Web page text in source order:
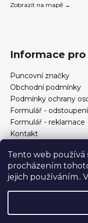
Tento web používá
procházením
jejich používáním..
Zobrazit na mapě →
Informace pro
Puncovní značky
Obchodní podmínky
Podmínky ochrany
Formulář - odstoupení
Formulář - reklamace
Kontakt
Jak vybrat šperky?
Formulář pro vrácení,
smlouvy